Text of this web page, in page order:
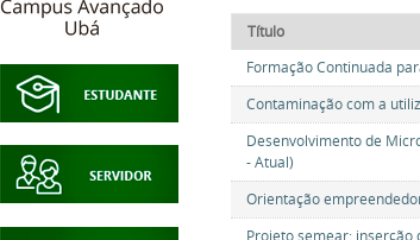
Título
Formação Continuada
Contaminação com a
Desenvolvimento de
- Atual)
Orientação